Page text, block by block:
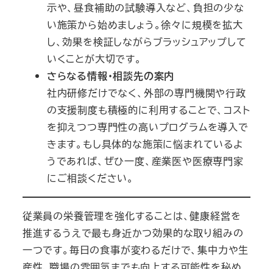
示や、昼食補助の試験導入など、負担の少な
い施策から始めましょう。徐々に規模を拡大
し、効果を検証しながらブラッシュアップして
いくことが大切です。
さらなる情報・相談先の案内
社内研修だけでなく、外部の専門機関や行政
の支援制度も積極的に利用することで、コスト
を抑えつつ専門性の高いプログラムを導入で
きます。もし具体的な施策に悩まれているよ
うであれば、ぜひ一度、産業医や医療専門家
にご相談ください。
従業員の栄養管理を強化することは、健康経営を
推進するうえで最も身近かつ効果的な取り組みの
一つです。毎日の食事が変わるだけで、集中力や生